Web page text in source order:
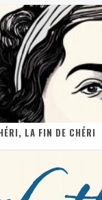
Star Fox
LA FIN DE CHÉRI